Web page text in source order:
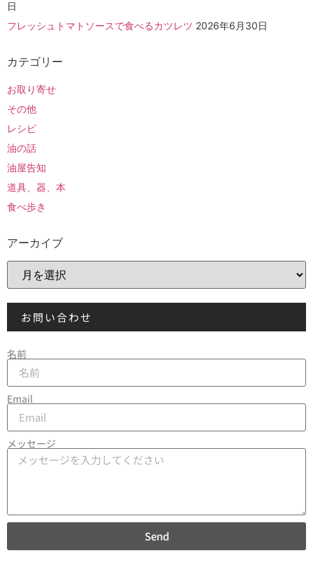
日
フレッシュトマトソースで食べるカツレツ 2026年6月30日
カテゴリー
お取り寄せ
その他
レシピ
油の話
油屋告知
道具、器、本
食べ歩き
アーカイブ
お問い合わせ
名前
Email
メッセージ
Send